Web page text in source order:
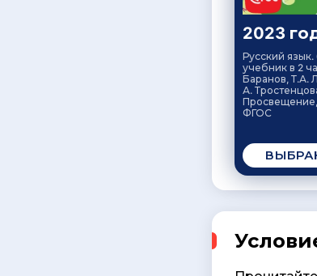
2023
Русский
учебник в 2
Баранов, Т.А.
А.
ФГОС